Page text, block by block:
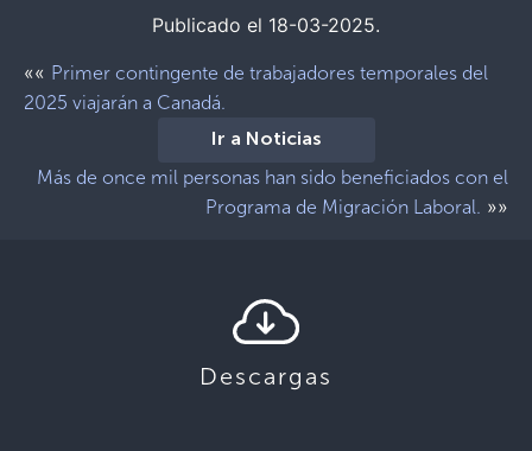
Publicado el 18-03-2025.
«« Primer contingente de trabajadores temporales del
2025 viajarán a Canadá.
Ir a Noticias
Más de once mil personas han sido beneficiados con el
Programa de Migración Laboral. »»
Descargas